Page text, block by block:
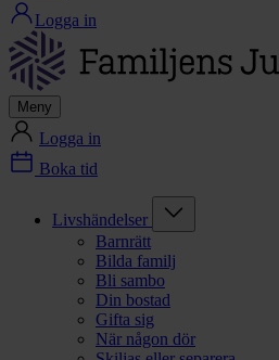
Logga in
Meny
Logga in
Boka tid
Livshändelser
Barnrätt
Bilda familj
Bli sambo
Din bostad
Gifta sig
När någon dör